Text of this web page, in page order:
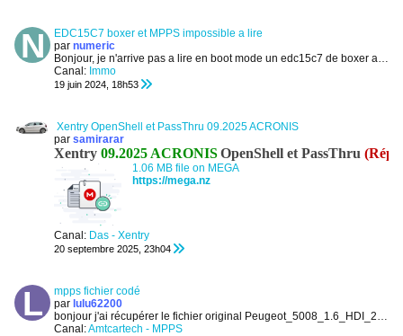
EDC15C7 boxer et MPPS impossible a lire
par numeric
Bonjour, je n'arrive pas a lire en boot mode un edc15c7 de boxer avec Mpps
Canal: Immo
19 juin 2024, 18h53
Xentry OpenShell et PassThru 09.2025 ACRONIS
par samirarar
Xentry 09.2025 ACRONISOpenShell et PassThru
1.06 MB file on MEGA
https://mega.nz
Canal: Das - Xentry
20 septembre 2025, 23h04
mpps fichier codé
par lulu62200
bonjour j'ai récupérer le fichier original Peugeot_5008_1.6_HDI_2010_Turbodiesel___80.9KWKW_B osch__Bosch_398202_B6A9 pour le rédiger avec mpps...
Canal:Amtcartech - MPPS